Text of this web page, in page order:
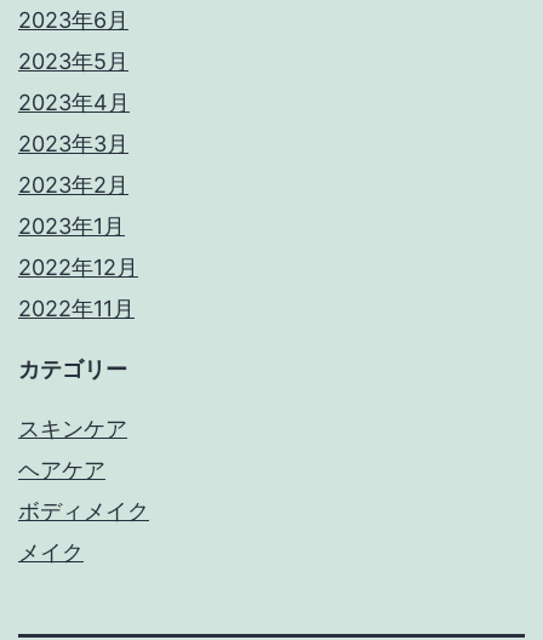
2023年6月
2023年5月
2023年4月
2023年3月
2023年2月
2023年1月
2022年12月
2022年11月
カテゴリー
スキンケア
ヘアケア
ボディメイク
メイク